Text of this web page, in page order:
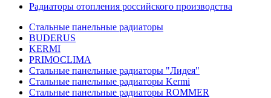
Радиаторы отопления российского производства
Стальные панельные радиаторы
BUDERUS
KERMI
PRIMOCLIMA
Стальные панельные радиаторы "Лидея"
Стальные панельные радиаторы Kermi
Стальные панельные радиаторы ROMMER